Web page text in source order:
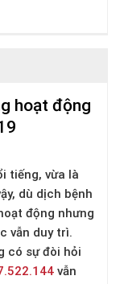
hoạt động
tiếng, vừa là
dù dịch bệnh
động nhưng
vẫn duy trì.
có sự đòi hỏi
vẫn